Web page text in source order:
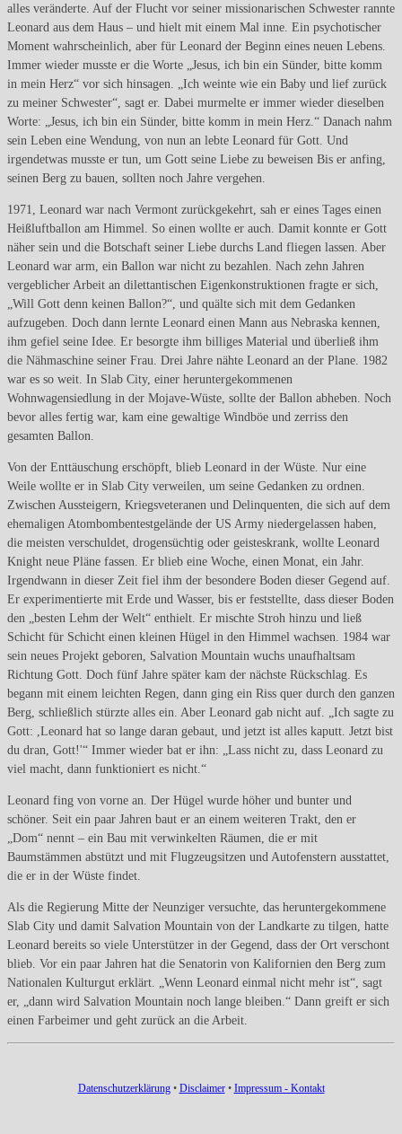
alles veränderte. Auf der Flucht vor seiner missionarischen Schwester rannte
Leonard aus dem Haus – und hielt mit einem Mal inne. Ein psychotischer
Moment wahrscheinlich, aber für Leonard der Beginn eines neuen Lebens.
Immer wieder musste er die Worte „Jesus, ich bin ein Sünder, bitte komm
in mein Herz“ vor sich hinsagen. „Ich weinte wie ein Baby und lief zurück
zu meiner Schwester“, sagt er. Dabei murmelte er immer wieder dieselben
Worte: „Jesus, ich bin ein Sünder, bitte komm in mein Herz.“ Danach nahm
sein Leben eine Wendung, von nun an lebte Leonard für Gott. Und
irgendetwas musste er tun, um Gott seine Liebe zu beweisen Bis er anfing,
seinen Berg zu bauen, sollten noch Jahre vergehen.
1971, Leonard war nach Vermont zurückgekehrt, sah er eines Tages einen
Heißluftballon am Himmel. So einen wollte er auch. Damit konnte er Gott
näher sein und die Botschaft seiner Liebe durchs Land fliegen lassen. Aber
Leonard war arm, ein Ballon war nicht zu bezahlen. Nach zehn Jahren
vergeblicher Arbeit an dilettantischen Eigenkonstruktionen fragte er sich,
„Will Gott denn keinen Ballon?“, und quälte sich mit dem Gedanken
aufzugeben. Doch dann lernte Leonard einen Mann aus Nebraska kennen,
ihm gefiel seine Idee. Er besorgte ihm billiges Material und überließ ihm
die Nähmaschine seiner Frau. Drei Jahre nähte Leonard an der Plane. 1982
war es so weit. In Slab City, einer heruntergekommenen
Wohnwagensiedlung in der Mojave-Wüste, sollte der Ballon abheben. Noch
bevor alles fertig war, kam eine gewaltige Windböe und zerriss den
gesamten Ballon.
Von der Enttäuschung erschöpft, blieb Leonard in der Wüste. Nur eine
Weile wollte er in Slab City verweilen, um seine Gedanken zu ordnen.
Zwischen Aussteigern, Kriegsveteranen und Delinquenten, die sich auf dem
ehemaligen Atombombentestgelände der US Army niedergelassen haben,
die meisten verschuldet, drogensüchtig oder geisteskrank, wollte Leonard
Knight neue Pläne fassen. Er blieb eine Woche, einen Monat, ein Jahr.
Irgendwann in dieser Zeit fiel ihm der besondere Boden dieser Gegend auf.
Er experimentierte mit Erde und Wasser, bis er feststellte, dass dieser Boden
den „besten Lehm der Welt“ enthielt. Er mischte Stroh hinzu und ließ
Schicht für Schicht einen kleinen Hügel in den Himmel wachsen. 1984 war
sein neues Projekt geboren, Salvation Mountain wuchs unaufhaltsam
Richtung Gott. Doch fünf Jahre später kam der nächste Rückschlag. Es
begann mit einem leichten Regen, dann ging ein Riss quer durch den ganzen
Berg, schließlich stürzte alles ein. Aber Leonard gab nicht auf. „Ich sagte zu
Gott: ,Leonard hat so lange daran gebaut, und jetzt ist alles kaputt. Jetzt bist
du dran, Gott!'“ Immer wieder bat er ihn: „Lass nicht zu, dass Leonard zu
viel macht, dann funktioniert es nicht.“
Leonard fing von vorne an. Der Hügel wurde höher und bunter und
schöner. Seit ein paar Jahren baut er an einem weiteren Trakt, den er
„Dom“ nennt – ein Bau mit verwinkelten Räumen, die er mit
Baumstämmen abstützt und mit Flugzeugsitzen und Autofenstern ausstattet,
die er in der Wüste findet.
Als die Regierung Mitte der Neunziger versuchte, das heruntergekommene
Slab City und damit Salvation Mountain von der Landkarte zu tilgen, hatte
Leonard bereits so viele Unterstützer in der Gegend, dass der Ort verschont
blieb. Vor ein paar Jahren hat die Senatorin von Kalifornien den Berg zum
Nationalen Kulturgut erklärt. „Wenn Leonard einmal nicht mehr ist“, sagt
er, „dann wird Salvation Mountain noch lange bleiben.“ Dann greift er sich
einen Farbeimer und geht zurück an die Arbeit.
Datenschutzerklärung• Disclaimer• Impressum - Kontakt